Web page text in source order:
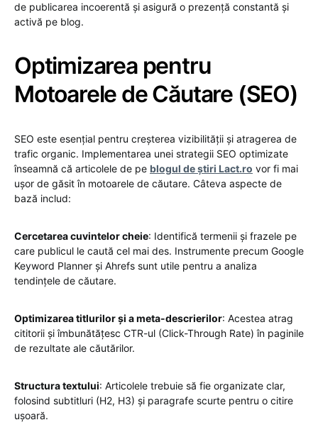
de publicarea incoerentă și asigură o prezență constantă și
activă pe blog.
Optimizarea pentru
Motoarele de Căutare (SEO)
SEO este esențial pentru creșterea vizibilității și atragerea de
trafic organic. Implementarea unei strategii SEO optimizate
înseamnă că articolele de pe blogul de știri Lact.ro vor fi mai
ușor de găsit în motoarele de căutare. Câteva aspecte de
bază includ:
Cercetarea cuvintelor cheie: Identifică termenii și frazele pe
care publicul le caută cel mai des. Instrumente precum Google
Keyword Planner și Ahrefs sunt utile pentru a analiza
tendințele de căutare.
Optimizarea titlurilor și a meta-descrierilor: Acestea atrag
cititorii și îmbunătățesc CTR-ul (Click-Through Rate) în paginile
de rezultate ale căutărilor.
Structura textului: Articolele trebuie să fie organizate clar,
folosind subtitluri (H2, H3) și paragrafe scurte pentru o citire
ușoară.